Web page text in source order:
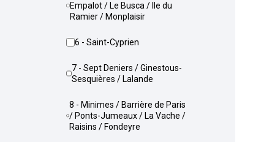
Empalot / Le Busca / Ile du
Ramier / Monplaisir
6 - Saint-Cyprien
7 - Sept Deniers / Ginestous-
Sesquières / Lalande
8 - Minimes / Barrière de Paris
/ Ponts-Jumeaux / La Vache /
Raisins / Fondeyre